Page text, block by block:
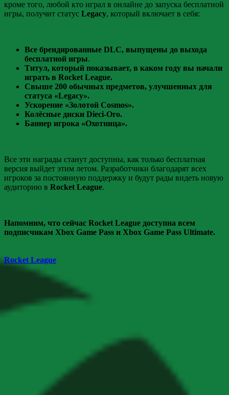
кроме того, любой кто играл в онлайне до запуска бесплатной
игры, получит статус Legacy, который включает в себя:
Все брендированные DLC, выпущены до выхода
бесплатной игры.
Титул, который показывает, в каком году вы начали
играть в Rocket League.
Свыше 200 обычных предметов, улучшенных для
статуса «Legacy».
Ускорение «Золотой Cosmos».
Колёсные диски Dieci-Oro.
Баннер игрока «Охотница».
Все эти награды станут доступны, как только бесплатная
версия выйдет этим летом. Разработчики благодарят всех
игроков за постоянную поддержку и будут рады видеть новую
аудиторию в Rocket League.
Напомним, что сейчас Rocket League доступна всем
подписчикам Xbox Game Pass и Xbox Game Pass Ultimate.
Rocket League